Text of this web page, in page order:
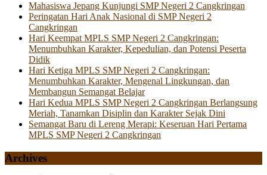
Mahasiswa Jepang Kunjungi SMP Negeri 2 Cangkringan
Peringatan Hari Anak Nasional di SMP Negeri 2
Cangkringan
Hari Keempat MPLS SMP Negeri 2 Cangkringan:
Menumbuhkan Karakter, Kepedulian, dan Potensi Peserta
Didik
Hari Ketiga MPLS SMP Negeri 2 Cangkringan:
Menumbuhkan Karakter, Mengenal Lingkungan, dan
Membangun Semangat Belajar
Hari Kedua MPLS SMP Negeri 2 Cangkringan Berlangsung
Meriah, Tanamkan Disiplin dan Karakter Sejak Dini
Semangat Baru di Lereng Merapi: Keseruan Hari Pertama
MPLS SMP Negeri 2 Cangkringan
Archives